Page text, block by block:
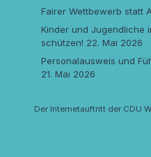
Fairer Wettbewerb statt
Kinder und Jugendliche
schützen! 22. Mai 2026
Personalausweis und
21. Mai 2026
Der Internetauftritt der CDU